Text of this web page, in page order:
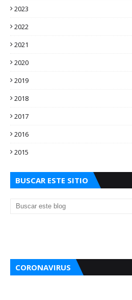
2023
2022
2021
2020
2019
2018
2017
2016
2015
BUSCAR ESTE SITIO
CORONAVIRUS